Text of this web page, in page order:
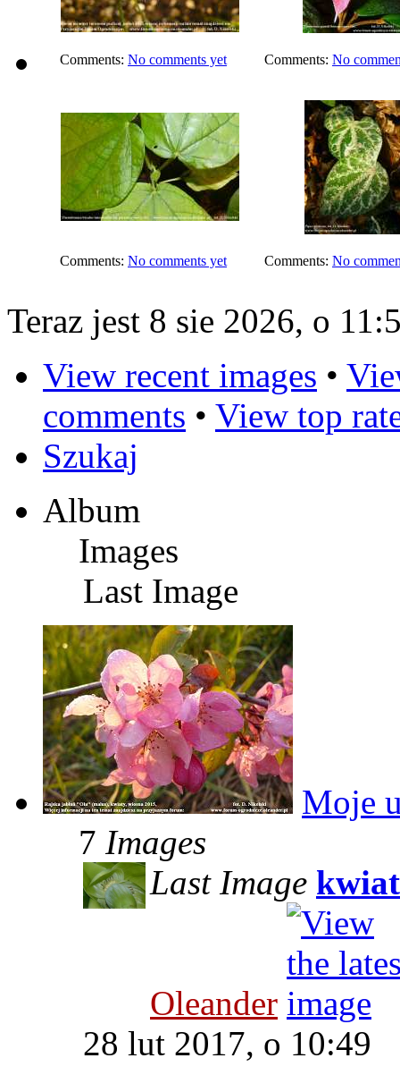
Comments: No comments yet Comments: No
Comments: No comments yet Comments: No
Teraz jest 8 sie 2026, o
View recent images •
comments • View top
Szukaj
Album
Images
Last Image
Moje
7 Images
Last Image
Oleander
28 lut 2017, o 10:49